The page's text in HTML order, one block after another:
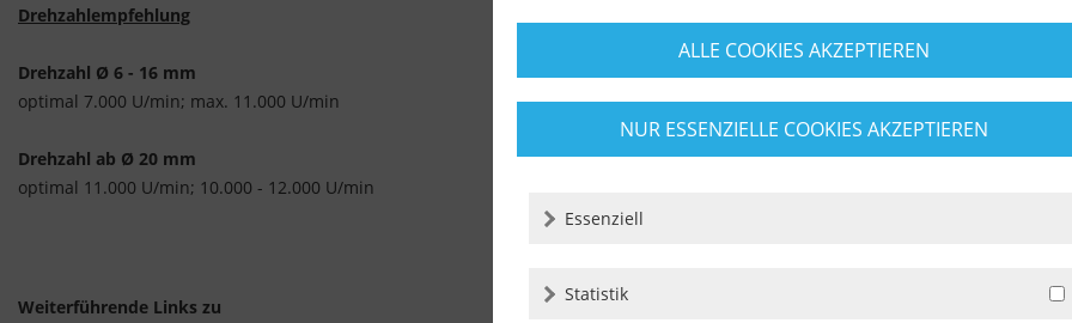
Drehzahlempfehlung
Drehzahl Ø 6 - 16 mm
optimal 7.000 U/min; max. 11.000 U/min
Drehzahl ab Ø 20 mm
optimal 11.000 U/min; 10.000 - 12.000 U/min
Weiterführende Links zu
ALLE COOKIES AKZEPTIEREN
NUR ESSENZIELLE COOKIES AKZEPTIEREN
Essenziell
Statistik